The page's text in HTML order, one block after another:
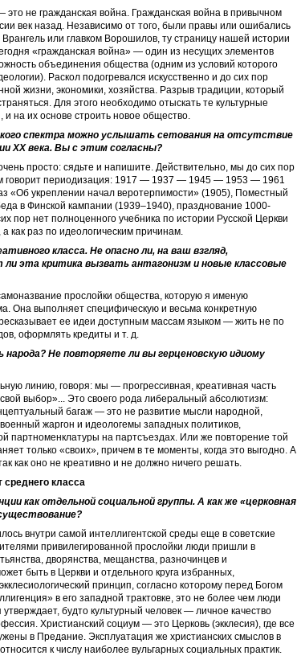
не гражданская война. Гражданская война в привычном
век назад. Независимо от того, были правы или ошибались
или главком Ворошилов, ту страницу нашей истории
«гражданская война» — один из несущих элементов
объединения общества (одним из условий которого
Раскол подогревался искусственно и до сих пор
жизни, экономики, хозяйства. Разрыв традиции, который
Для этого необходимо отыскать те культурные
и на их основе строить новое общество.
спектра можно услышать сетования на отсутствие
ХХ века. Вы с этим согласны?
просто: сядьте и напишите. Действительно, мы до сих пор
говорит периодизация: 1917 — 1937 — 1945 — 1953 — 1961
«Об укреплении начал веротерпимости» (1905), Поместный
в Финской кампании (1939–1940), празднование 1000-
пор нет полноценного учебника по истории Русской Церкви
как раз по идеологическим причинам.
класса. Не опасно ли, на ваш взгляд,
эта критика вызвать антагонизм и новые классовые
прослойки общества, которую я именую
Она выполняет специфическую и весьма конкретную
ее идеи доступным массам языком — жить не по
оформлять кредиты и т. д.
Не повторяете ли вы герценовскую идиому
линию, говоря: мы — прогрессивная, креативная часть
выбор»... Это своего рода либеральный абсолютизм:
багаж — это не развитие мысли народной,
жаргон и идеологемы западных политиков,
партноменклатуры на партсъездах. Или же повторение той
только «своих», причем в те моменты, когда это выгодно. А
как оно не креативно и не должно ничего решать.
среднего класса
как отдельной социальной группы. А как же «церковная
внутри самой интеллигентской среды еще в советские
привилегированной прослойки люди пришли в
дворянства, мещанства, разночинцев и
быть в Церкви и отдельного круга избранных,
принцип, согласно которому перед Богом
в его западной трактовке, это не более чем люди
будто культурный человек — личное качество
Христианский социум — это Церковь (экклесия), где все
в Предание. Эксплуатация же христианских смыслов в
к числу наиболее вульгарных социальных практик.